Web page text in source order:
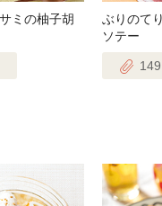
ミの柚子胡
ぶりのて
ソテー
149